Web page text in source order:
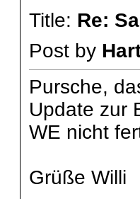
Title: Re:
Post by
Pursche,
Update zur
WE nicht
Grüße Willi